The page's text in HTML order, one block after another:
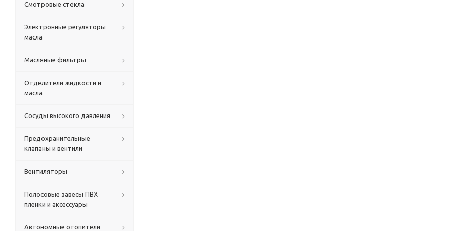
Смотровые стёкла
Электронные регуляторы
масла
Масляные фильтры
Отделители жидкости и
масла
Сосуды высокого давления
Предохранительные
клапаны и вентили
Вентиляторы
Полосовые завесы ПВХ
пленки и аксессуары
Автономные отопители